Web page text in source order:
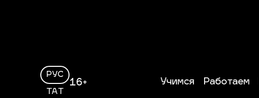
РУС
ТАТ
16+ Учимся Работаем